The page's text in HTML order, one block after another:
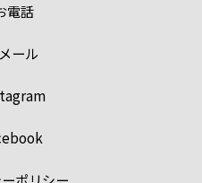
電話
メール